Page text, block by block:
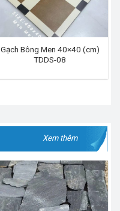
Gạch Bông Men 40×40 (cm)
TDDS-08
Xem thêm